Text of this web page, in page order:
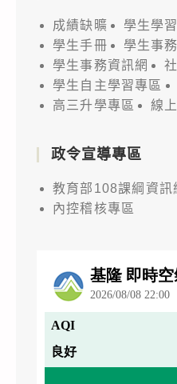
成績缺曠
學生學
學生手冊
學生事
學生事務資訊網
學生自主學習專區
高三升學專區
線
政令宣導專區
教育部108課綱資訊
內控稽核專區